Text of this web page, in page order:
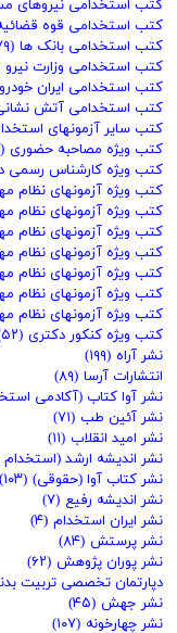
کتب استخدامی نیروهای
کتب استخدامی قوه
کتب استخدامی بانک ها (۷۹)
کتب استخدامی وزارت نیرو
کتب استخدامی ایران
کتب استخدامی آتش
کتب سایر آزمونهای
کتب ویژه مصاحبه حضوری (۲۹)
کتب ویژه کارشناس رسمی
کتب ویژه آزمونهای نظام
کتب ویژه آزمونهای نظام
کتب ویژه آزمونهای نظام
کتب ویژه آزمونهای نظام
کتب ویژه آزمونهای نظام
کتب ویژه آزمونهای نظام
کتب ویژه آزمونهای نظام
کتب ویژه کنکور دکتری (۵۲)
نشر آراه (۱۹۹)
انتشارات آرسا (۸۹)
نشر آوا کتاب (آکادمی
نشر آئین طب (۷۱)
نشر امید انقلاب (۱۱)
نشر اندیشه ارشد (استخدام
نشر کتاب آوا (حقوقی) (۱۰۳)
نشر اندیشه رفیع (۷)
نشر ایران استخدام (۴)
نشر پرستش (۸۴)
نشر پوران پژوهش (۶۲)
دپارتمان تخصصی تربیت
نشر جهش (۴۵)
نشر چهارخونه (۱۰۷)